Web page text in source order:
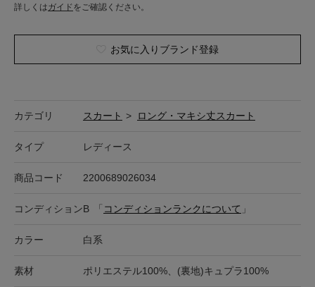
詳しくはガイド をご確認ください。
お気に入りブランド登録
カテゴリ スカート > ロング・マキシ丈スカート
タイプ レディース
商品コード 2200689026034
コンディションB 「 コンディションランクについて 」
カラー 白系
素材 ポリエステル100%、(裏地)キュプラ100%